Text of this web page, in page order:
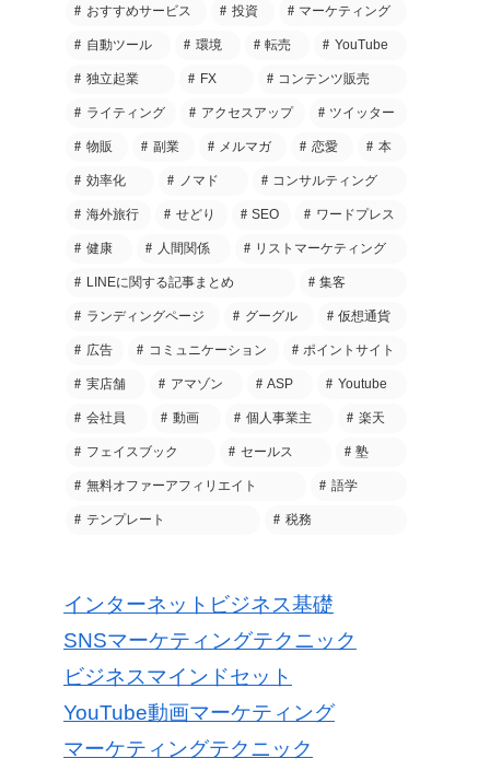
おすすめサービス 投資 マーケティング
自動ツール 環境 転売 YouTube
独立起業 FX コンテンツ販売
ライティング アクセスアップ ツイッター
物販 副業 メルマガ 恋愛 本
効率化 ノマド コンサルティング
海外旅行 せどり SEO ワードプレス
健康 人間関係 リストマーケティング
LINEに関する記事まとめ 集客
ランディングページ グーグル 仮想通貨
広告 コミュニケーション ポイントサイト
実店舗 アマゾン ASP Youtube
会社員 動画 個人事業主 楽天
フェイスブック セールス 塾
無料オファーアフィリエイト 語学
テンプレート 税務
インターネットビジネス基礎
SNSマーケティングテクニック
ビジネスマインドセット
YouTube動画マーケティング
マーケティングテクニック